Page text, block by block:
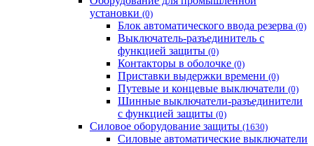
установки (0)
Блок автоматического ввода резерва (0)
Выключатель-разъединитель с
функцией защиты (0)
Контакторы в оболочке (0)
Приставки выдержки времени (0)
Путевые и концевые выключатели (0)
Шинные выключатели-разъединители
с функцией защиты (0)
Силовое оборудование защиты (1630)
Силовые автоматические выключатели